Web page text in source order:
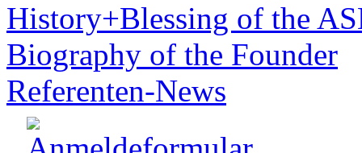
History+Blessing of the
Biography of the Founder
Referenten-News